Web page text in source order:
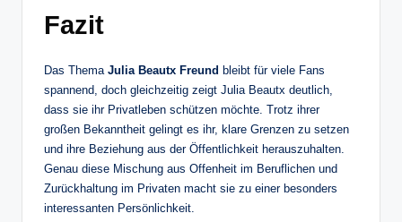
Fazit
Das Thema Julia Beautx Freund bleibt für viele Fans
spannend, doch gleichzeitig zeigt Julia Beautx deutlich,
dass sie ihr Privatleben schützen möchte. Trotz ihrer
großen Bekanntheit gelingt es ihr, klare Grenzen zu setzen
und ihre Beziehung aus der Öffentlichkeit herauszuhalten.
Genau diese Mischung aus Offenheit im Beruflichen und
Zurückhaltung im Privaten macht sie zu einer besonders
interessanten Persönlichkeit.